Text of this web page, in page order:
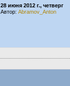
28 июня 2012 г., четверг
Автор: Abramov_Anton